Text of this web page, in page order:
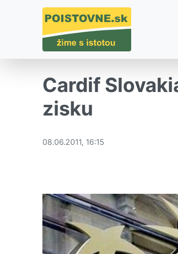
Cardif
zisku
08.06.2011, 16:15